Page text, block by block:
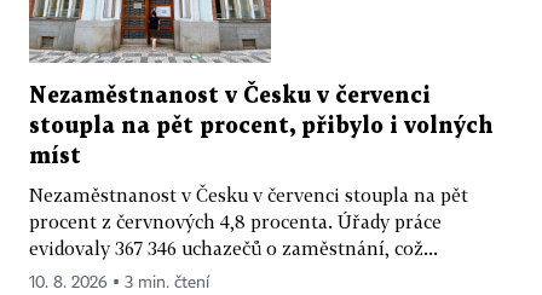
Nezaměstnanost v Česku v červenci
stoupla na pět procent, přibylo i volných
míst
Nezaměstnanost v Česku v červenci stoupla na pět
procent z červnových 4,8 procenta. Úřady práce
evidovaly 367 346 uchazečů o zaměstnání, což...
10. 8. 2026 ▪ 3 min. čtení